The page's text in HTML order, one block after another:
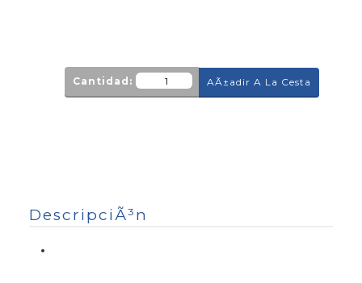
Cantidad: AÃ±adir A La Cesta
DescripciÃ³n